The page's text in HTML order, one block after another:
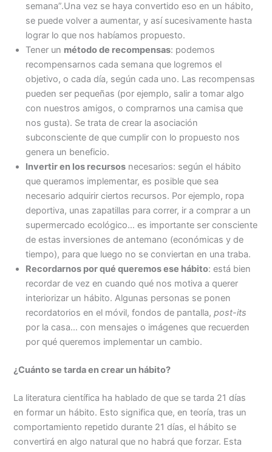
semana”.Una vez se haya convertido eso en un hábito,
se puede volver a aumentar, y así sucesivamente hasta
lograr lo que nos habíamos propuesto.
Tener un método de recompensas: podemos
recompensarnos cada semana que logremos el
objetivo, o cada día, según cada uno. Las recompensas
pueden ser pequeñas (por ejemplo, salir a tomar algo
con nuestros amigos, o comprarnos una camisa que
nos gusta). Se trata de crear la asociación
subconsciente de que cumplir con lo propuesto nos
genera un beneficio.
Invertir en los recursos necesarios: según el hábito
que queramos implementar, es posible que sea
necesario adquirir ciertos recursos. Por ejemplo, ropa
deportiva, unas zapatillas para correr, ir a comprar a un
supermercado ecológico… es importante ser consciente
de estas inversiones de antemano (económicas y de
tiempo), para que luego no se conviertan en una traba.
Recordarnos por qué queremos ese hábito: está bien
recordar de vez en cuando qué nos motiva a querer
interiorizar un hábito. Algunas personas se ponen
recordatorios en el móvil, fondos de pantalla,post-its
por la casa… con mensajes o imágenes que recuerden
por qué queremos implementar un cambio.
¿Cuánto se tarda en crear un hábito?
La literatura científica ha hablado de que se tarda 21 días
en formar un hábito. Esto significa que, en teoría, tras un
comportamiento repetido durante 21 días, el hábito se
convertirá en algo natural que no habrá que forzar. Esta